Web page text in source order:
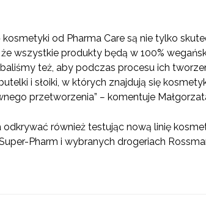
od Pharma Care są nie tylko
wszystkie produkty będą w 100%
też, aby podczas procesu ich
i słoiki, w których znajdują się
przetworzenia” – komentuje
również testując nową linię
Pharm i wybranych drogeriach